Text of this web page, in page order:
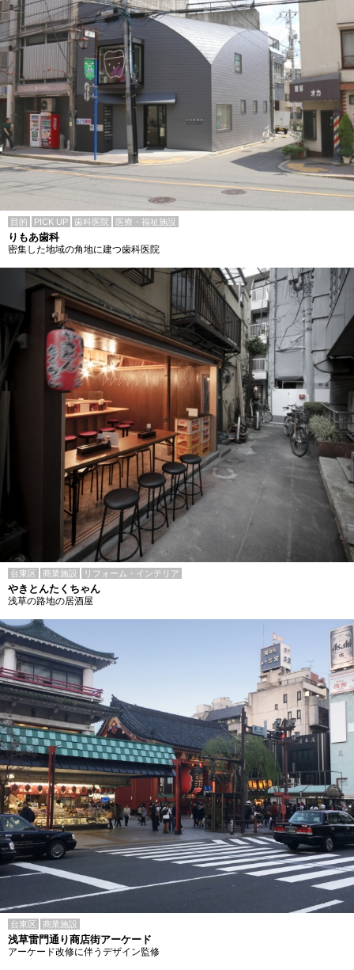
目的 PICK UP 歯科医院 医療・福祉施設
りもあ歯科
密集した地域の角地に建つ歯科医院
台東区 商業施設 リフォーム・インテリア
やきとんたくちゃん
浅草の路地の居酒屋
台東区 商業施設
浅草雷門通り商店街アーケード
アーケード改修に伴うデザイン監修